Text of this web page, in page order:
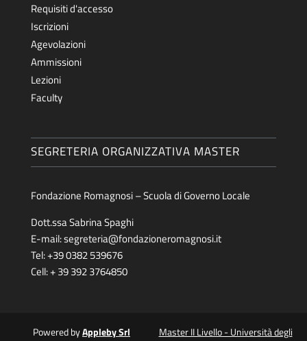
Requisiti d'accesso
Iscrizioni
Agevolazioni
Ammissioni
Lezioni
Faculty
SEGRETERIA ORGANIZZATIVA MASTER
Fondazione Romagnosi – Scuola di Governo Locale
Dott.ssa Sabrina Spaghi
E-mail:segreteria@fondazioneromagnosi.it
Tel: +39 0382 539676
Cell: + 39 392 3764850
Powered byAppleby Srl
Master II Livello - Università degli